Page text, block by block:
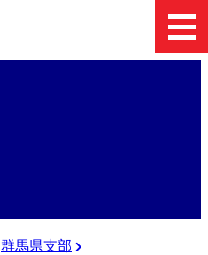
群馬県支部